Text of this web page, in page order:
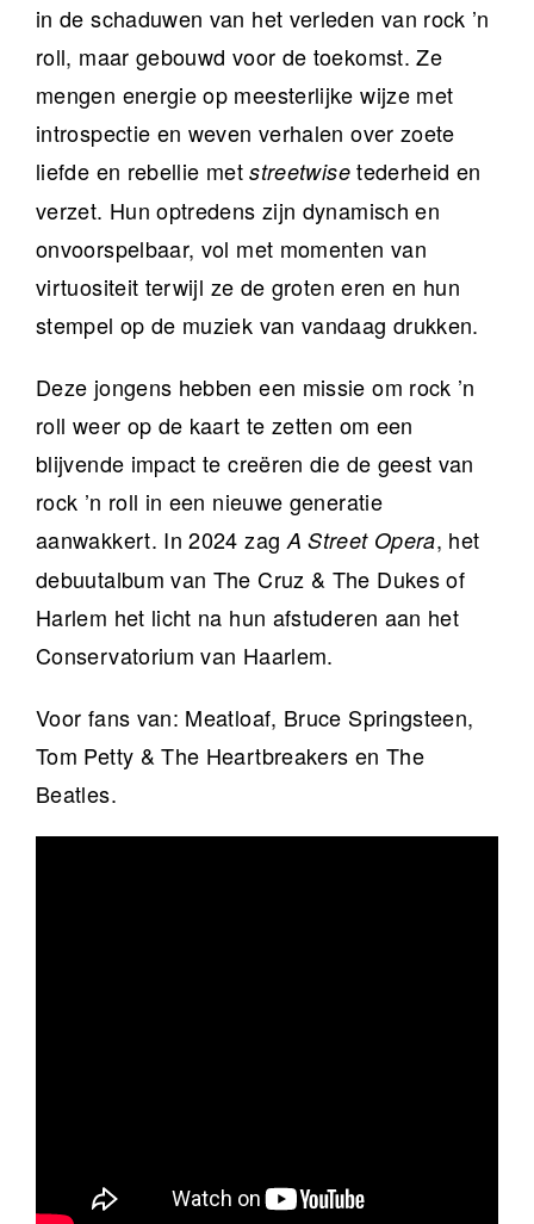
in de schaduwen van het verleden van rock ’n
roll, maar gebouwd voor de toekomst. Ze
mengen energie op meesterlijke wijze met
introspectie en weven verhalen over zoete
liefde en rebellie metstreetwisetederheid en
verzet. Hun optredens zijn dynamisch en
onvoorspelbaar, vol met momenten van
virtuositeit terwijl ze de groten eren en hun
stempel op de muziek van vandaag drukken.
Deze jongens hebben een missie om rock ’n
roll weer op de kaart te zetten om een ​​
blijvende impact te creëren die de geest van
rock ’n roll in een nieuwe generatie
aanwakkert. In 2024 zag A Street Opera, het
debuutalbum van The Cruz & The Dukes of
Harlem het licht na hun afstuderen aan het
Conservatorium van Haarlem.
Voor fans van: Meatloaf, Bruce Springsteen,
Tom Petty & The Heartbreakers en The
Beatles.